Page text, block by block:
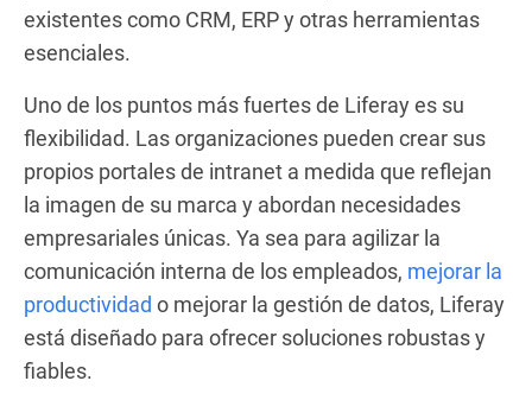
existentes como CRM, ERP y otras herramientas
esenciales.
Uno de los puntos más fuertes de Liferay es su
flexibilidad. Las organizaciones pueden crear sus
propios portales de intranet a medida que reflejan
la imagen de su marca y abordan necesidades
empresariales únicas. Ya sea para agilizar la
comunicación interna de los empleados, mejorar la
productividad o mejorar la gestión de datos, Liferay
está diseñado para ofrecer soluciones robustas y
fiables.